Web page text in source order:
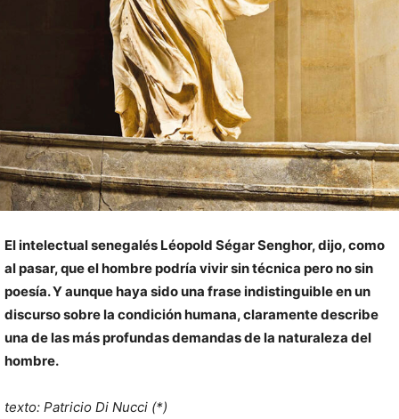
El intelectual senegalés Léopold Ségar Senghor, dijo, como
al pasar, que el hombre podría vivir sin técnica pero no sin
poesía. Y aunque haya sido una frase indistinguible en un
discurso sobre la condición humana, claramente describe
una de las más profundas demandas de la naturaleza del
hombre.
texto: Patricio Di Nucci (*)